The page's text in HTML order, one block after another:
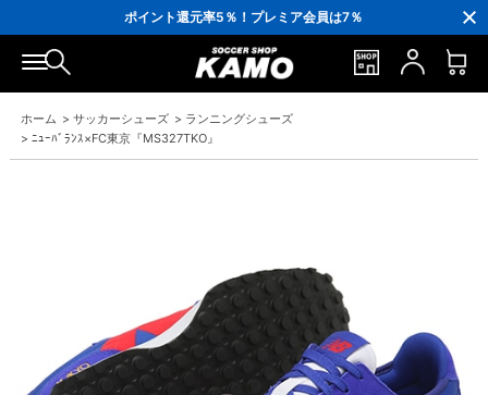
ポイント還元率5％！プレミア会員は7％
会員の方にはお誕生月に「10％OFFクーポン」プレゼント！
16,000円(税込)以上でシューズケースプレゼント！
3,300円(税込)以上で送料無料！
ホーム > サッカーシューズ > ランニングシューズ
> ﾆｭｰﾊﾞﾗﾝｽ×FC東京『MS327TKO』